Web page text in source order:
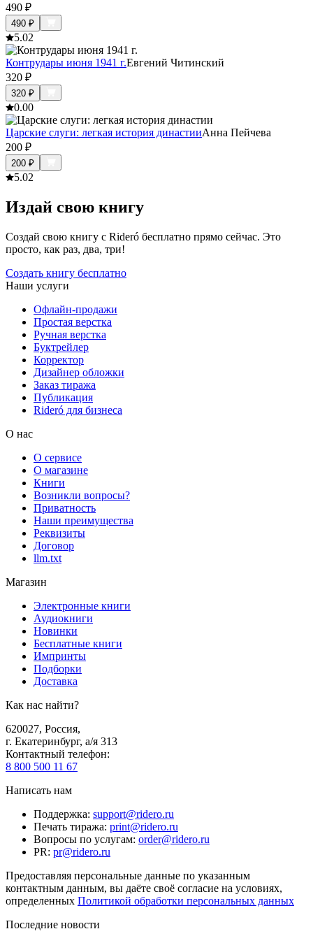
490 ₽
490 ₽
5.02
Контрудары июня 1941 г.Евгений Читинский
320 ₽
320 ₽
0.00
Царские слуги: легкая история династииАнна Пейчева
200 ₽
200 ₽
5.02
Издай свою книгу
Создай свою книгу с Rideró бесплатно прямо сейчас. Это
просто, как раз, два, три!
Создать книгу бесплатно
Наши услуги
Офлайн-продажи
Простая верстка
Ручная верстка
Буктрейлер
Корректор
Дизайнер обложки
Заказ тиража
Публикация
Rideró для бизнеса
О нас
О сервисе
О магазине
Книги
Возникли вопросы?
Приватность
Наши преимущества
Реквизиты
Договор
llm.txt
Магазин
Электронные книги
Аудиокниги
Новинки
Бесплатные книги
Импринты
Подборки
Доставка
Как нас найти?
620027, Россия,
г. Екатеринбург, а/я 313
Контактный телефон:
8 800 500 11 67
Написать нам
Поддержка: support@ridero.ru
Печать тиража: print@ridero.ru
Вопросы по услугам: order@ridero.ru
PR: pr@ridero.ru
Предоставляя персональные данные по указанным
контактным данным, вы даёте своё согласие на условиях,
определенных Политикой обработки персональных данных
Последние новости